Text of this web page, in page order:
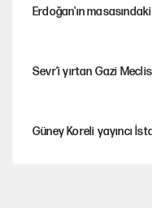
Erdoğan'ın
Sevr’i yırtan Gazi
Güney Koreli yayıncı